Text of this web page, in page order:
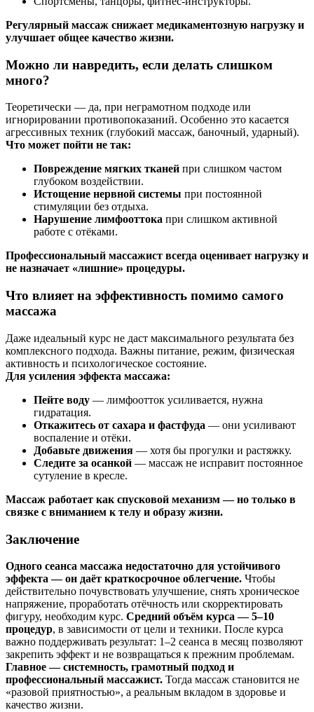
Регулярный массаж снижает медикаментозную нагрузку и
улучшает общее качество жизни.
Можно ли навредить, если делать слишком
много?
Теоретически — да, при неграмотном подходе или
игнорировании противопоказаний. Особенно это касается
агрессивных техник (глубокий массаж, баночный, ударный).
Что может пойти не так:
Повреждение мягких тканей при слишком частом
глубоком воздействии.
Истощение нервной системы при постоянной
стимуляции без отдыха.
Нарушение лимфооттока при слишком активной
работе с отёками.
Профессиональный массажист всегда оценивает нагрузку и
не назначает «лишние» процедуры.
Что влияет на эффективность помимо самого
массажа
Даже идеальный курс не даст максимального результата без
комплексного подхода. Важны питание, режим, физическая
активность и психологическое состояние.
Для усиления эффекта массажа:
Пейте воду — лимфоотток усиливается, нужна
гидратация.
Откажитесь от сахара и фастфуда — они усиливают
воспаление и отёки.
Добавьте движения — хотя бы прогулки и растяжку.
Следите за осанкой — массаж не исправит постоянное
сутуление в кресле.
Массаж работает как спусковой механизм — но только в
связке с вниманием к телу и образу жизни.
Заключение
Одного сеанса массажа недостаточно для устойчивого
эффекта — он даёт краткосрочное облегчение. Чтобы
действительно почувствовать улучшение, снять хроническое
напряжение, проработать отёчность или скорректировать
фигуру, необходим курс. Средний объём курса — 5–10
процедур, в зависимости от цели и техники. После курса
важно поддерживать результат: 1–2 сеанса в месяц позволяют
закрепить эффект и не возвращаться к прежним проблемам.
Главное — системность, грамотный подход и
профессиональный массажист. Тогда массаж становится не
«разовой приятностью», а реальным вкладом в здоровье и
качество жизни.